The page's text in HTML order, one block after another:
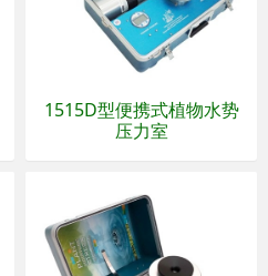
1515D型便携式植物水势
压力室